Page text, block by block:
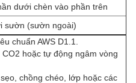
dưới chèn vào phần trên
sườn (sườn ngoài)
chuẩn AWS D1.1.
hoặc tự động ngâm vòng
chồng chéo, lớp hoặc các